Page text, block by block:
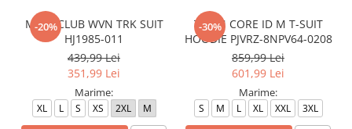
-20%
M NK CLUB WVN TRK SUIT
HJ1985-011
439,99 Lei
351,99 Lei
Marime:
XL L S XS 2XL M
-30%
TRAIN CORE ID M T-SUIT
HOODIE PJVRZ-8NPV64-0208
859,99 Lei
601,99 Lei
Marime:
S M L XL XXL 3XL